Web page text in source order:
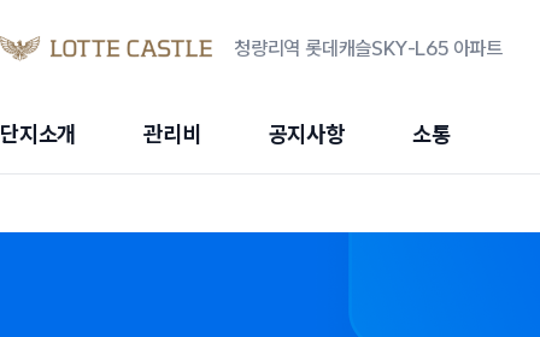
청량리역 롯데캐슬SKY-L65 아파트
단지소개 관리비 공지사항 소통